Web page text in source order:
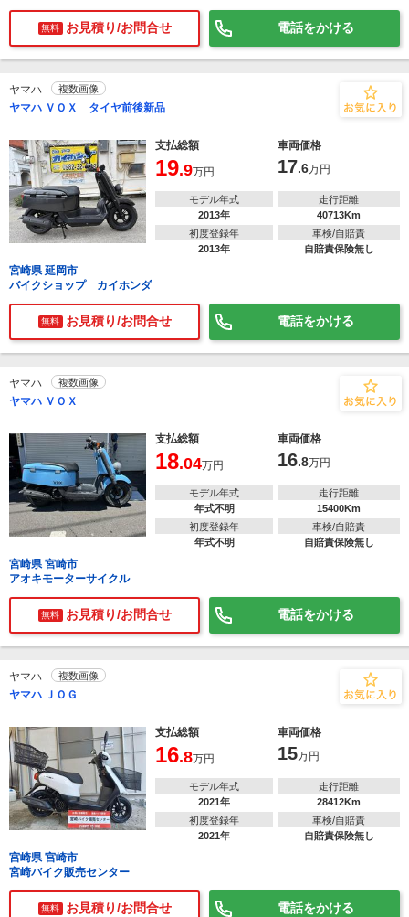
無料 お見積り/お問合せ 電話をかける
ヤマハ 複数画像
ヤマハ ＶＯＸ タイヤ前後新品
支払総額 車両価格
19.9万円 17.6万円
モデル年式
2013年
走行距離
40713Km
初度登録年
2013年
車検/自賠責
自賠責保険無し
宮崎県 延岡市
バイクショップ カイホンダ
無料 お見積り/お問合せ 電話をかける
ヤマハ 複数画像
ヤマハ ＶＯＸ
支払総額 車両価格
18.04万円 16.8万円
モデル年式
年式不明
走行距離
15400Km
初度登録年
年式不明
車検/自賠責
自賠責保険無し
宮崎県 宮崎市
アオキモーターサイクル
無料 お見積り/お問合せ 電話をかける
ヤマハ 複数画像
ヤマハ ＪＯＧ
支払総額 車両価格
16.8万円 15万円
モデル年式
2021年
走行距離
28412Km
初度登録年
2021年
車検/自賠責
自賠責保険無し
宮崎県 宮崎市
宮崎バイク販売センター
無料 お見積り/お問合せ 電話をかける